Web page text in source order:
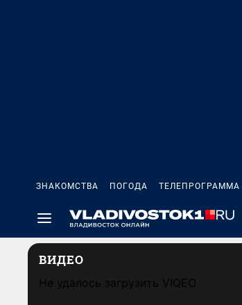
ЗНАКОМСТВА ПОГОДА ТЕЛЕПРОГРАММА
ВИДЕО
Не удалось загрузить VIQEO